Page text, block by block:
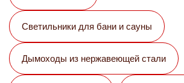
Светильники для бани и сауны
Дымоходы из нержавеющей стали